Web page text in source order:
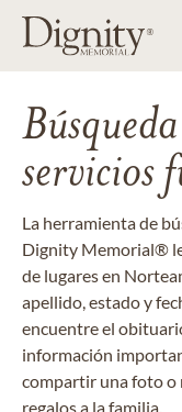
servicios
La herramienta de
Dignity Memorial®
de lugares en
apellido, estado y
encuentre el
información
compartir una foto o
regalos a la familia.